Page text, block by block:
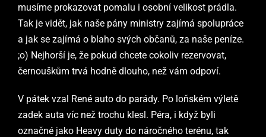
musíme prokazovat pomalu i osobní velikost prádla.
Tak je vidět, jak naše pány ministry zajímá spolupráce
a jak se zajímá o blaho svých občanů, za naše peníze.
;o) Nejhorší je, že pokud chcete cokoliv rezervovat,
černouškům trvá hodně dlouho, než vám odpoví.
V pátek vzal René auto do parády. Po loňském výletě
zadek auta víc než trochu klesl. Péra, i když byli
označné jako Heavy duty do náročného terénu, tak